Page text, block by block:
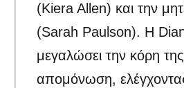
(Kiera Allen) και την
(Sarah Paulson). Η
μεγαλώσει την κόρη
απομόνωση,